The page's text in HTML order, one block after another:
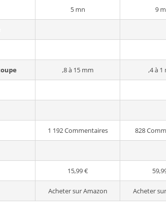
5 mn 9
,8 à 15 mm ,4 à 1
1 192 Commentaires 828
15,99 €
Acheter sur Amazon Acheter